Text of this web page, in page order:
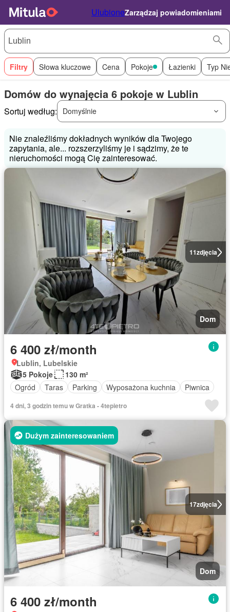
UlubioneZarządzaj powiadomieniami
Filtry Słowa kluczowe Cena Pokoje Łazienki Typ
Domów do wynajęcia 6 pokoje w Lublin
Sortuj według: Domyślnie
Nie znaleźliśmy dokładnych wyników dla Twojego
zapytania, ale... rozszerzyliśmy je i sądzimy, że te
nieruchomości mogą Cię zainteresować.
11zdjęcia
Dom
6 400 zł/month
Lublin, Lubelskie
5 Pokoje
130 m²
Ogród
Taras Parking Wyposażona kuchnia Piwnica
4 dni, 3 godzin temu w Gratka - 4tepietro
17zdjęcia
Dużym zainteresowaniem
Dom
6 400 zł/month